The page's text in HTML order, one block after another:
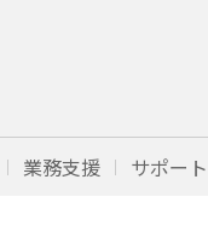
業務支援 サポート